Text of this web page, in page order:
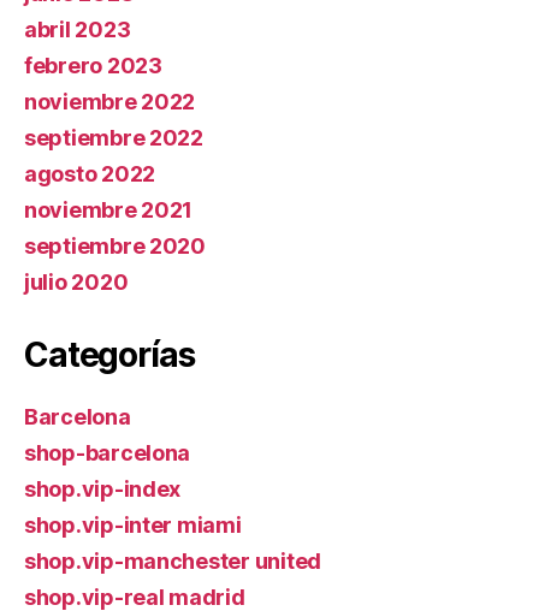
abril 2023
febrero 2023
noviembre 2022
septiembre 2022
agosto 2022
noviembre 2021
septiembre 2020
julio 2020
Categorías
Barcelona
shop-barcelona
shop.vip-index
shop.vip-inter miami
shop.vip-manchester united
shop.vip-real madrid